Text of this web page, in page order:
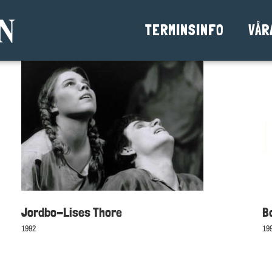
TERMINSINFO
Jordbo-Lises Thore
Jordbo-Lises Thore
1992